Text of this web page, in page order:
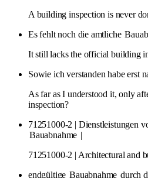
A building inspection is never
Es fehlt noch die amtliche
It still lacks the official building
Sowie ich verstanden habe erst
As far as I understood it, only
inspection?
71251000-2 | Dienstleistungen
Bauabnahme |
71251000-2 | Architectural and
endgültige Bauabnahme durch